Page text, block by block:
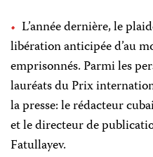
L’année dernière, le
libération anticipée d’au
emprisonnés. Parmi les
lauréats du Prix
la presse: le rédacteur
et le directeur de
Fatullayev.